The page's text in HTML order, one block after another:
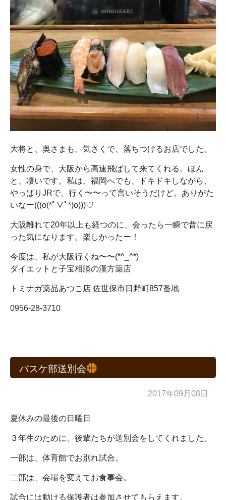
大将と、奥さまも、気さくで、落ちつけるお店でした。
女性の身で、大阪から高速飛ばして来てくれる。ほん
と、凄いです。私は、福岡へでも、ドキドキしながら、
やっぱりJRで、行く〜〜って言いそうだけど。ありがた
いなー(((o(*ﾟ▽ﾟ*)o)))♡
大阪離れて20年以上も経つのに、会ったら一瞬で昔に戻
った気になります。楽しかったー！
今度は、私が大阪行くね〜〜(*^_^*)
ダイエットと子宝相談の漢方薬店
トミナガ薬品あつこ店 佐世保市日野町857番地
0956-28-3710
バスケ部送別会
2017年09月08日
夏休みの最後の日曜日
３年生のために、後輩たちが送別会をしてくれました。
一部は、体育館でお別れ試合。
二部は、会場を変えてお食事会。
試合には動ける保護者は参加させてもらえます。